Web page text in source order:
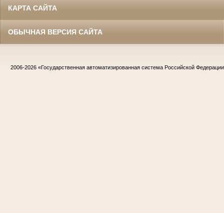
КАРТА САЙТА
ОБЫЧНАЯ ВЕРСИЯ САЙТА
2006-2026 «Государственная автоматизированная система Российской